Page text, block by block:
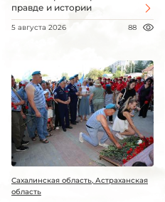
правде и истории
5 августа 2026 88
Сахалинская область, Астраханская
область